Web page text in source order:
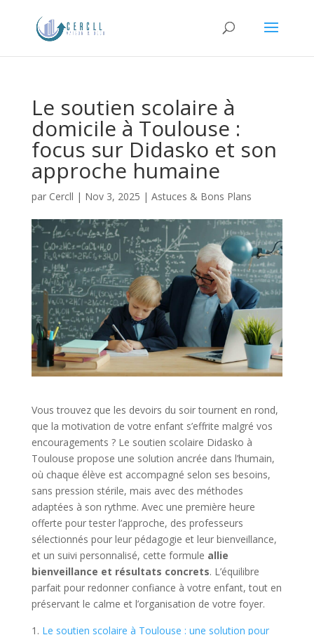
Le soutien scolaire à
domicile à Toulouse :
focus sur Didasko et son
approche humaine
par Cercll | Nov 3, 2025 | Astuces & Bons Plans
Vous trouvez que les devoirs du soir tournent en rond,
que la motivation de votre enfant s’effrite malgré vos
encouragements ? Le soutien scolaire Didasko à
Toulouse propose une solution ancrée dans l’humain,
où chaque élève est accompagné selon ses besoins,
sans pression stérile, mais avec des méthodes
adaptées à son rythme. Avec une première heure
offerte pour tester l’approche, des professeurs
sélectionnés pour leur pédagogie et leur bienveillance,
et un suivi personnalisé, cette formule allie
bienveillance et résultats concrets. L’équilibre
parfait pour redonner confiance à votre enfant, tout en
préservant le calme et l’organisation de votre foyer.
Le soutien scolaire à Toulouse : une solution pour